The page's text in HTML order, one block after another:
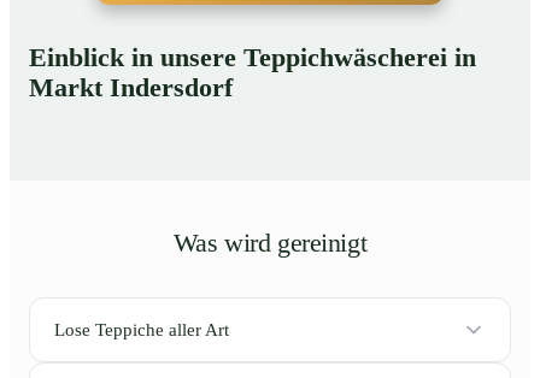
Einblick in unsere Teppichwäscherei in
Markt Indersdorf
Was wird gereinigt
Lose Teppiche aller Art